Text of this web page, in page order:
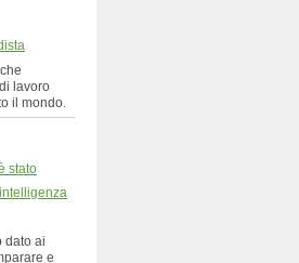
lavoro
il mondo.
stato
dato ai
e